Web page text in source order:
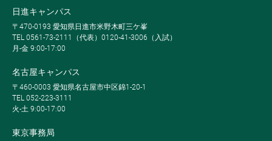
日進キャンパス
〒470-0193 愛知県日進市米野木町三ケ峯
TEL 0561-73-2111（代表）0120-41-3006（入試）
月-金 9:00-17:00
名古屋キャンパス
〒460-0003 愛知県名古屋市中区錦1-20-1
TEL 052-223-3111
火-土 9:00-17:00
東京事務局